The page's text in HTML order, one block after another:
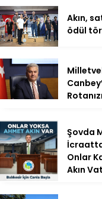
Akın,
ödül
Şovda
İcraatta
Onlar
Akın